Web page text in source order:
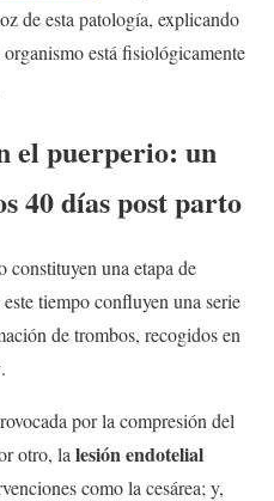
de esta patología, explicando
está fisiológicamente
el puerperio: un
40 días post parto
constituyen una etapa de
tiempo confluyen una serie
de trombos, recogidos en
.
por la compresión del
otro, la lesión endotelial
como la cesárea; y,